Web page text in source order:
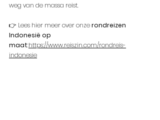
weg van de massa reist.
👉 Lees hier meer over onze rondreizen
Indonesië op
maat:https://www.reiszin.com/rondreis-
indonesie